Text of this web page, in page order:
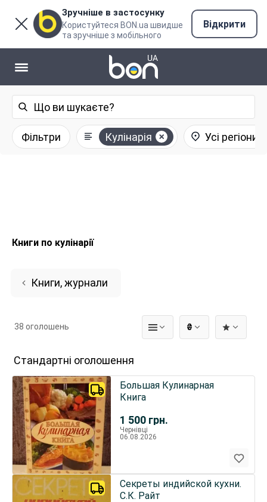
Зручніше в застосунку
Користуйтеся BON.ua швидше
та зручніше з мобільного
Відкрити
Фільтри Кулінарія Усі регіони
Книги по кулінарії
Книги, журнали
₴
38 оголошень
Стандартні оголошення
1 500 грн.
Большая Кулинарная
Книга
Чернівці
06.08.2026
Секреты индийской кухни.
С.К. Райт